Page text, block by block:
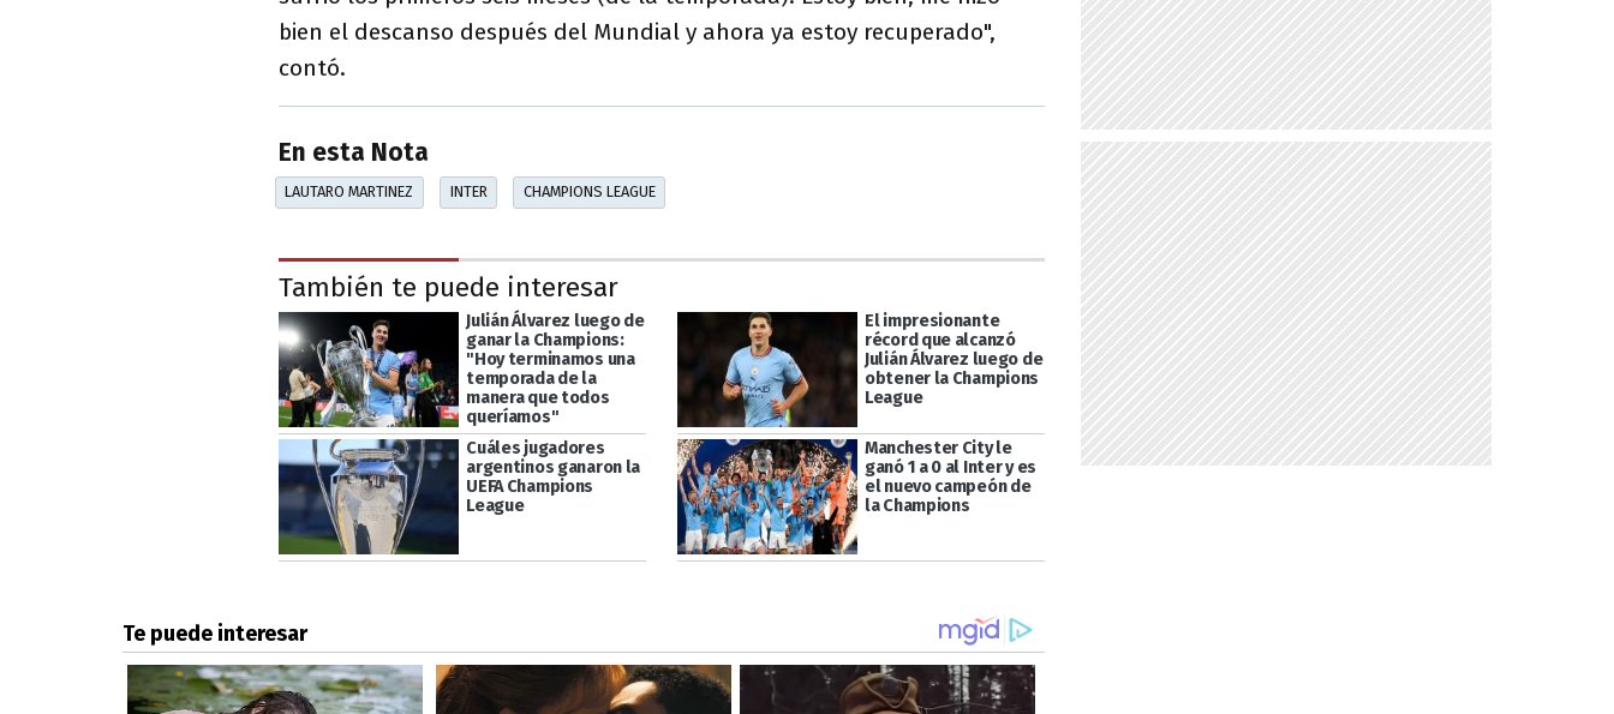
bien el descanso después del Mundial y ahora ya estoy recuperado",
contó.
En esta Nota
LAUTARO MARTINEZ INTER CHAMPIONS LEAGUE
También te puede interesar
Julián Álvarez luego de
ganar la Champions:
"Hoy terminamos una
temporada de la
manera que todos
queríamos"
El impresionante
récord que alcanzó
Julián Álvarez luego de
obtener la Champions
League
Cuáles jugadores
argentinos ganaron la
UEFA Champions
League
Manchester City le
ganó 1 a 0 al Inter y es
el nuevo campeón de
la Champions